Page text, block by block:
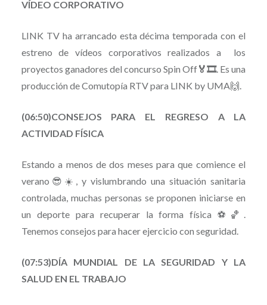
VÍDEO CORPORATIVO
LINK TV ha arrancado esta décima temporada con el
estreno de vídeos corporativos realizados a los
proyectos ganadores del concurso Spin Off🏅🎞️. Es una
producción de Comutopía RTV para LINK by UMA🙌.
(06:50)CONSEJOS PARA EL REGRESO A LA
ACTIVIDAD FÍSICA
Estando a menos de dos meses para que comience el
verano😎☀️, y vislumbrando una situación sanitaria
controlada, muchas personas se proponen iniciarse en
un deporte para recuperar la forma física ⚽🏀.
Tenemos consejos para hacer ejercicio con seguridad.
(07:53)DÍA MUNDIAL DE LA SEGURIDAD Y LA
SALUD EN EL TRABAJO